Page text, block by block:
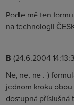
Podle mě ten
na technologii
B (24.6.2004
Ne, ne, ne .-)
jednom kroku
dostupná příslušná